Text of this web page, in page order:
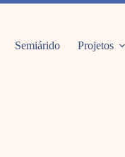
Semiárido Projetos